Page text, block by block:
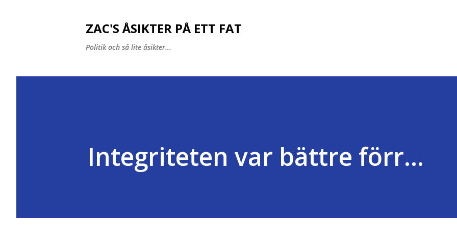
ZAC'S ÅSIKTER PÅ ETT FAT
Politik och så lite åsikter...
Integriteten var bättre förr...